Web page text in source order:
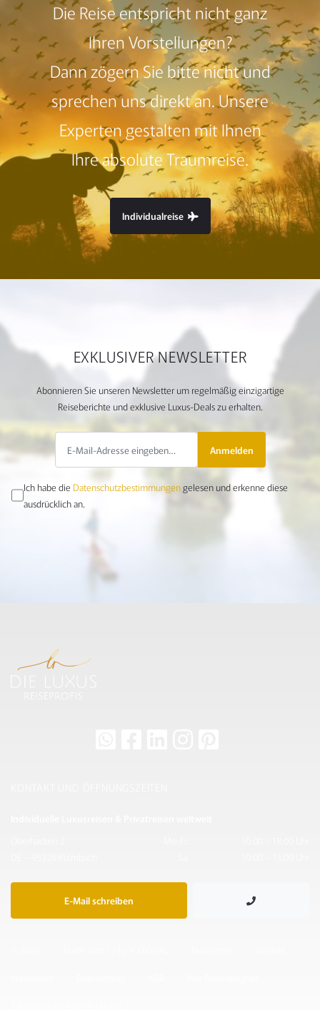
Die Reise entspricht nicht ganz
Ihren Vorstellungen?
Dann zögern Sie bitte nicht und
sprechen uns direkt an. Unsere
Experten gestalten mit Ihnen
Ihre absolute Traumreise.
Individualreise
EXKLUSIVER NEWSLETTER
Abonnieren Sie unseren Newsletter um regelmäßig einzigartige
Reiseberichte und exklusive Luxus-Deals zu erhalten.
Anmelden
Ich habe die Datenschutzbestimmungengelesen und erkenne diese
ausdrücklich an.
E-Mail schreiben